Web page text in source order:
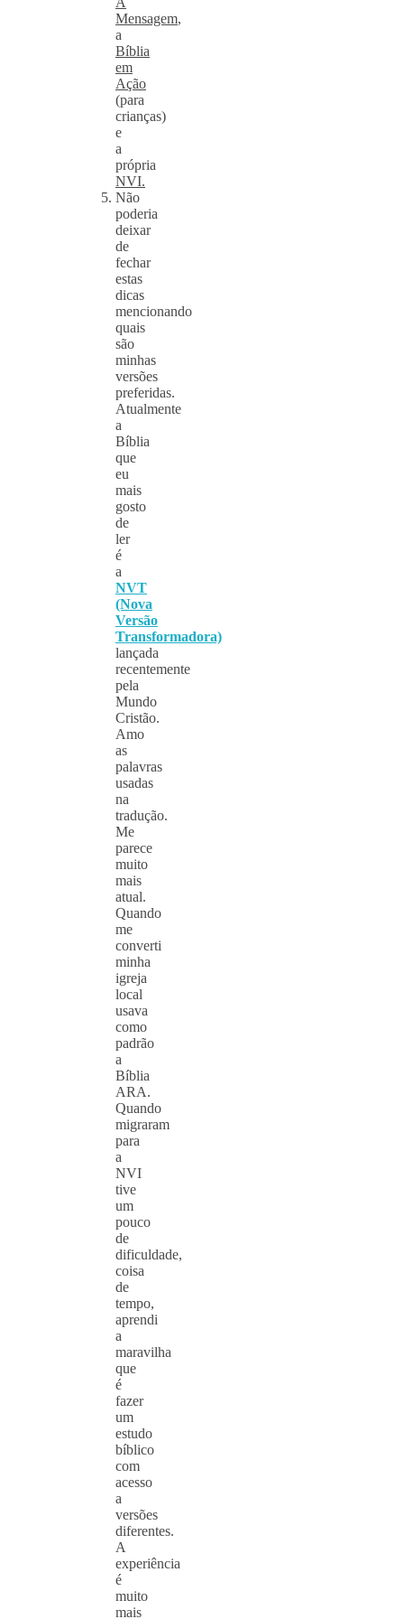
Mensagem,
a
Bíblia
em
Ação
(para
crianças)
e
a
própria
NVI.
Não
poderia
deixar
de
fechar
estas
dicas
mencionando
quais
são
minhas
versões
preferidas.
Atualmente
a
Bíblia
que
eu
mais
gosto
de
ler
é
a
NVT
(Nova
Versão
Transformadora)
lançada
recentemente
pela
Mundo
Cristão.
Amo
as
palavras
usadas
na
tradução.
Me
parece
muito
mais
atual.
Quando
me
converti
minha
igreja
local
usava
como
padrão
a
Bíblia
ARA.
Quando
migraram
para
a
NVI
tive
um
pouco
de
dificuldade,
coisa
de
tempo,
aprendi
a
maravilha
que
é
fazer
um
estudo
bíblico
com
acesso
a
versões
diferentes.
A
experiência
é
muito
mais